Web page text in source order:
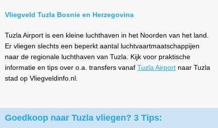
Vliegveld Tuzla Bosnie en Herzegovina
Tuzla Airport is een kleine luchthaven in het Noorden van het land.
Er vliegen slechts een beperkt aantal luchtvaartmaatschappijen
naar de regionale luchthaven van Tuzla. Kijk voor praktische
informatie en tips over o.a. transfers vanaf Tuzla Airport naar Tuzla
stad op Vliegveldinfo.nl.
Goedkoop naar Tuzla vliegen? 3 Tips: